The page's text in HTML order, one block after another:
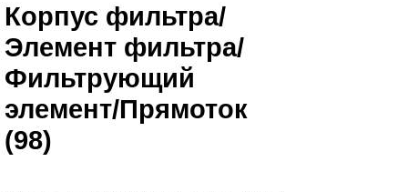
Корпус фильтра/
Элемент фильтра/
Фильтрующий
элемент/Прямоток
(98)